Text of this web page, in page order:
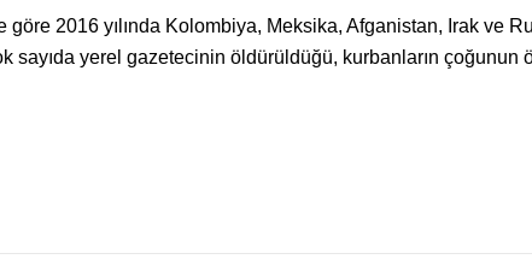
2016 yılında Kolombiya, Meksika, Afganistan, Irak ve
sayıda yerel gazetecinin öldürüldüğü, kurbanların çoğunun